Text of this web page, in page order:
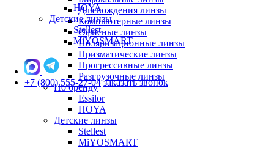
Для вождения линзы
Компьютерные линзы
Офисные линзы
Поляризационные линзы
Призматические линзы
Прогрессивные линзы
Разгрузочные линзы
По бренду
Essilor
HOYA
Детские линзы
Stellest
MiYOSMART
HOYA
Детские линзы
Stellest
MiYOSMART
+7 (800) 555-27-04 заказать звонок